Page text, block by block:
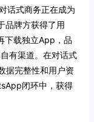
话式商务正在成为
品牌方获得了用
下载独立App，品
有渠道。在对话式
据完整性和用户资
闭环中，获得